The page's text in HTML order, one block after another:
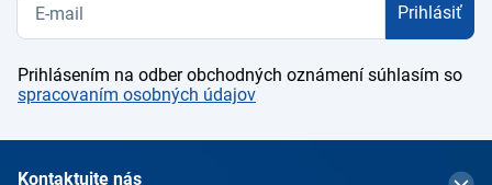
Prihlásiť
Prihlásením na odber obchodných oznámení súhlasím so
spracovaním osobných údajov
Kontaktujte nás